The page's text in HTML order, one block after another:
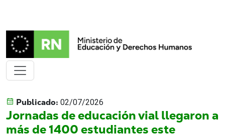
Publicado: 02/07/2026
Jornadas de educación vial llegaron a
más de 1400 estudiantes este